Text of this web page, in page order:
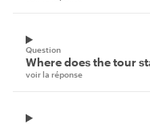
Question
Where does the tour
voir la réponse